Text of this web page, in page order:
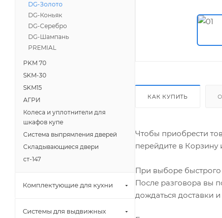
КАК КУПИТЬ
Чтобы приобрести
перейдите в Корзину
При выборе быстрого
После разговора вы
дождаться доставки
DG-Золото
DG-Коньяк
DG-Серебро
DG-Шампань
PREMIAL
PKM 70
SKM-30
SKM15
АГРИ
Колеса и уплотнители для
шкафов купе
Система выпрямления дверей
Складывающиеся двери
ст-147
Комплектующие для кухни
Системы для выдвижных